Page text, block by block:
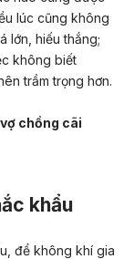
lúc cũng không
lớn, hiếu thắng;
không biết
trầm trọng hơn.
chồng cãi
khẩu
để không khí gia